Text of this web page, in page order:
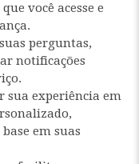
você acesse e
perguntas,
notificações
sua experiência em
em suas